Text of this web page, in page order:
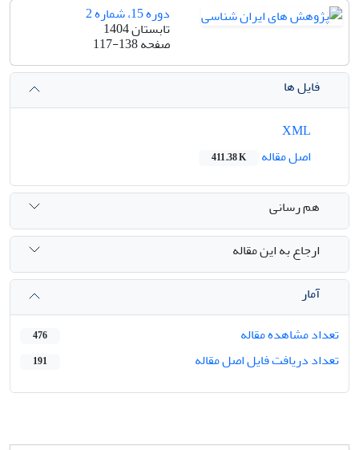
دوره 15، شماره 2
تابستان 1404
صفحه117-138
فایل ها
اصل مقاله
411.38 K
هم رسانی
ارجاع به این مقاله
آمار
تعداد مشاهده مقاله
476
تعداد دریافت فایل اصل مقاله 191